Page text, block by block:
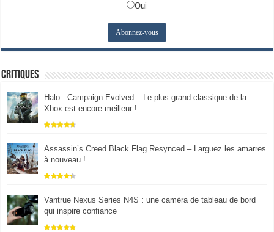
Oui
Critiques
Halo : Campaign Evolved – Le plus grand classique de la
Xbox est encore meilleur !
Assassin’s Creed Black Flag Resynced – Larguez les amarres
à nouveau !
Vantrue Nexus Series N4S : une caméra de tableau de bord
qui inspire confiance